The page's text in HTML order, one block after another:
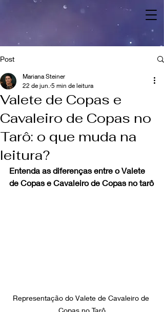
Post
Valete de Copas e
Cavaleiro de Copas no
Tarô: o que muda na
leitura?
Mariana Steiner
22 de jun. 5 min de leitura
Entenda as diferenças entre o Valete
de Copas e Cavaleiro de Copas no tarô
Representação do Valete de Cavaleiro de
Copas no Tarô